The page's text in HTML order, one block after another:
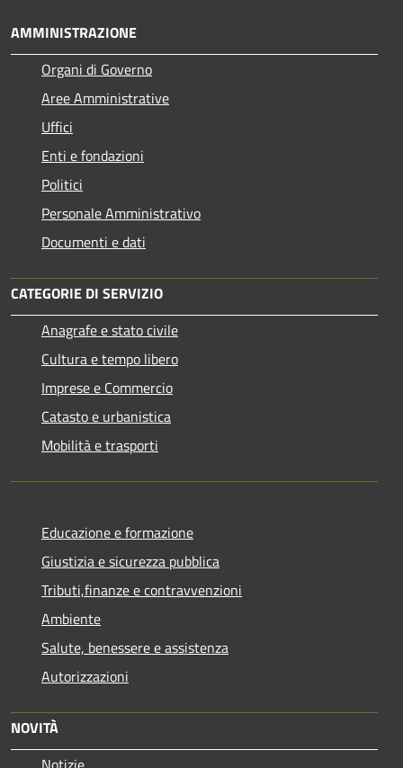
AMMINISTRAZIONE
Organi di Governo
Aree Amministrative
Uffici
Enti e fondazioni
Politici
Personale Amministrativo
Documenti e dati
CATEGORIE DI SERVIZIO
Anagrafe e stato civile
Cultura e tempo libero
Imprese e Commercio
Catasto e urbanistica
Mobilità e trasporti
Educazione e formazione
Giustizia e sicurezza pubblica
Tributi,finanze e contravvenzioni
Ambiente
Salute, benessere e assistenza
Autorizzazioni
NOVITÀ